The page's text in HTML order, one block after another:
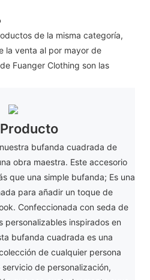
de la misma categoría,
la venta al por mayor de
Fuanger Clothing son las
bufanda cuadrada de
obra maestra. Este accesorio
que una simple bufanda; Es una
para añadir un toque de
Confeccionada con seda de
inspirados en
bufanda cuadrada es una
de cualquier persona
de personalización,